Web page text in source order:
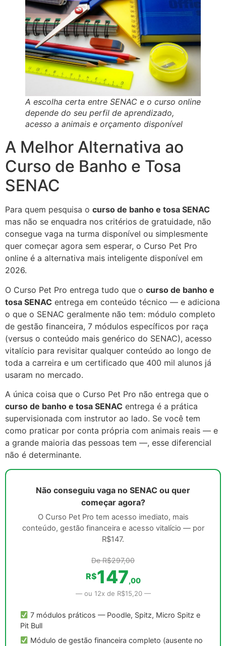
A escolha certa entre SENAC e o curso online
depende do seu perfil de aprendizado,
acesso a animais e orçamento disponível
A Melhor Alternativa ao
Curso de Banho e Tosa
SENAC
Para quem pesquisa o curso de banho e tosa SENAC
mas não se enquadra nos critérios de gratuidade, não
consegue vaga na turma disponível ou simplesmente
quer começar agora sem esperar, o Curso Pet Pro
online é a alternativa mais inteligente disponível em
2026.
O Curso Pet Pro entrega tudo que o curso de banho e
tosa SENAC entrega em conteúdo técnico — e adiciona
o que o SENAC geralmente não tem: módulo completo
de gestão financeira, 7 módulos específicos por raça
(versus o conteúdo mais genérico do SENAC), acesso
vitalício para revisitar qualquer conteúdo ao longo de
toda a carreira e um certificado que 400 mil alunos já
usaram no mercado.
A única coisa que o Curso Pet Pro não entrega que o
curso de banho e tosa SENAC entrega é a prática
supervisionada com instrutor ao lado. Se você tem
como praticar por conta própria com animais reais — e
a grande maioria das pessoas tem —, esse diferencial
não é determinante.
Não conseguiu vaga no SENAC ou quer
começar agora?
O Curso Pet Pro tem acesso imediato, mais
conteúdo, gestão financeira e acesso vitalício — por
R$147.
De R$297,00
R$147,00
— ou 12x de R$15,20 —
7 módulos práticos — Poodle, Spitz, Micro Spitz e
Pit Bull
Módulo de gestão financeira completo (ausente no